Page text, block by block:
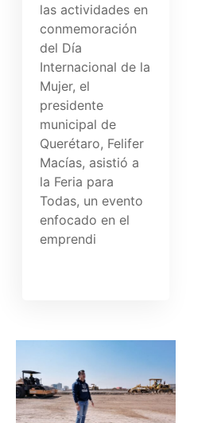
las actividades en
conmemoración
del Día
Internacional de la
Mujer, el
presidente
municipal de
Querétaro, Felifer
Macías, asistió a
la Feria para
Todas, un evento
enfocado en el
emprendi